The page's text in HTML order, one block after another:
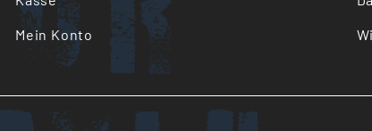
Mein Konto